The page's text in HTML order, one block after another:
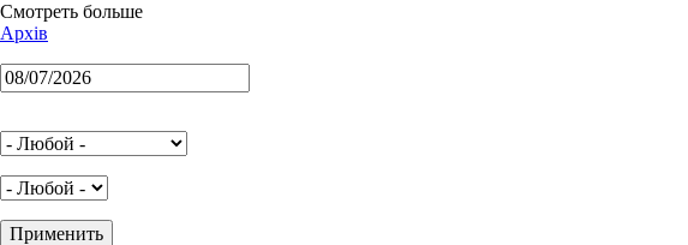
Смотреть больше
Архів